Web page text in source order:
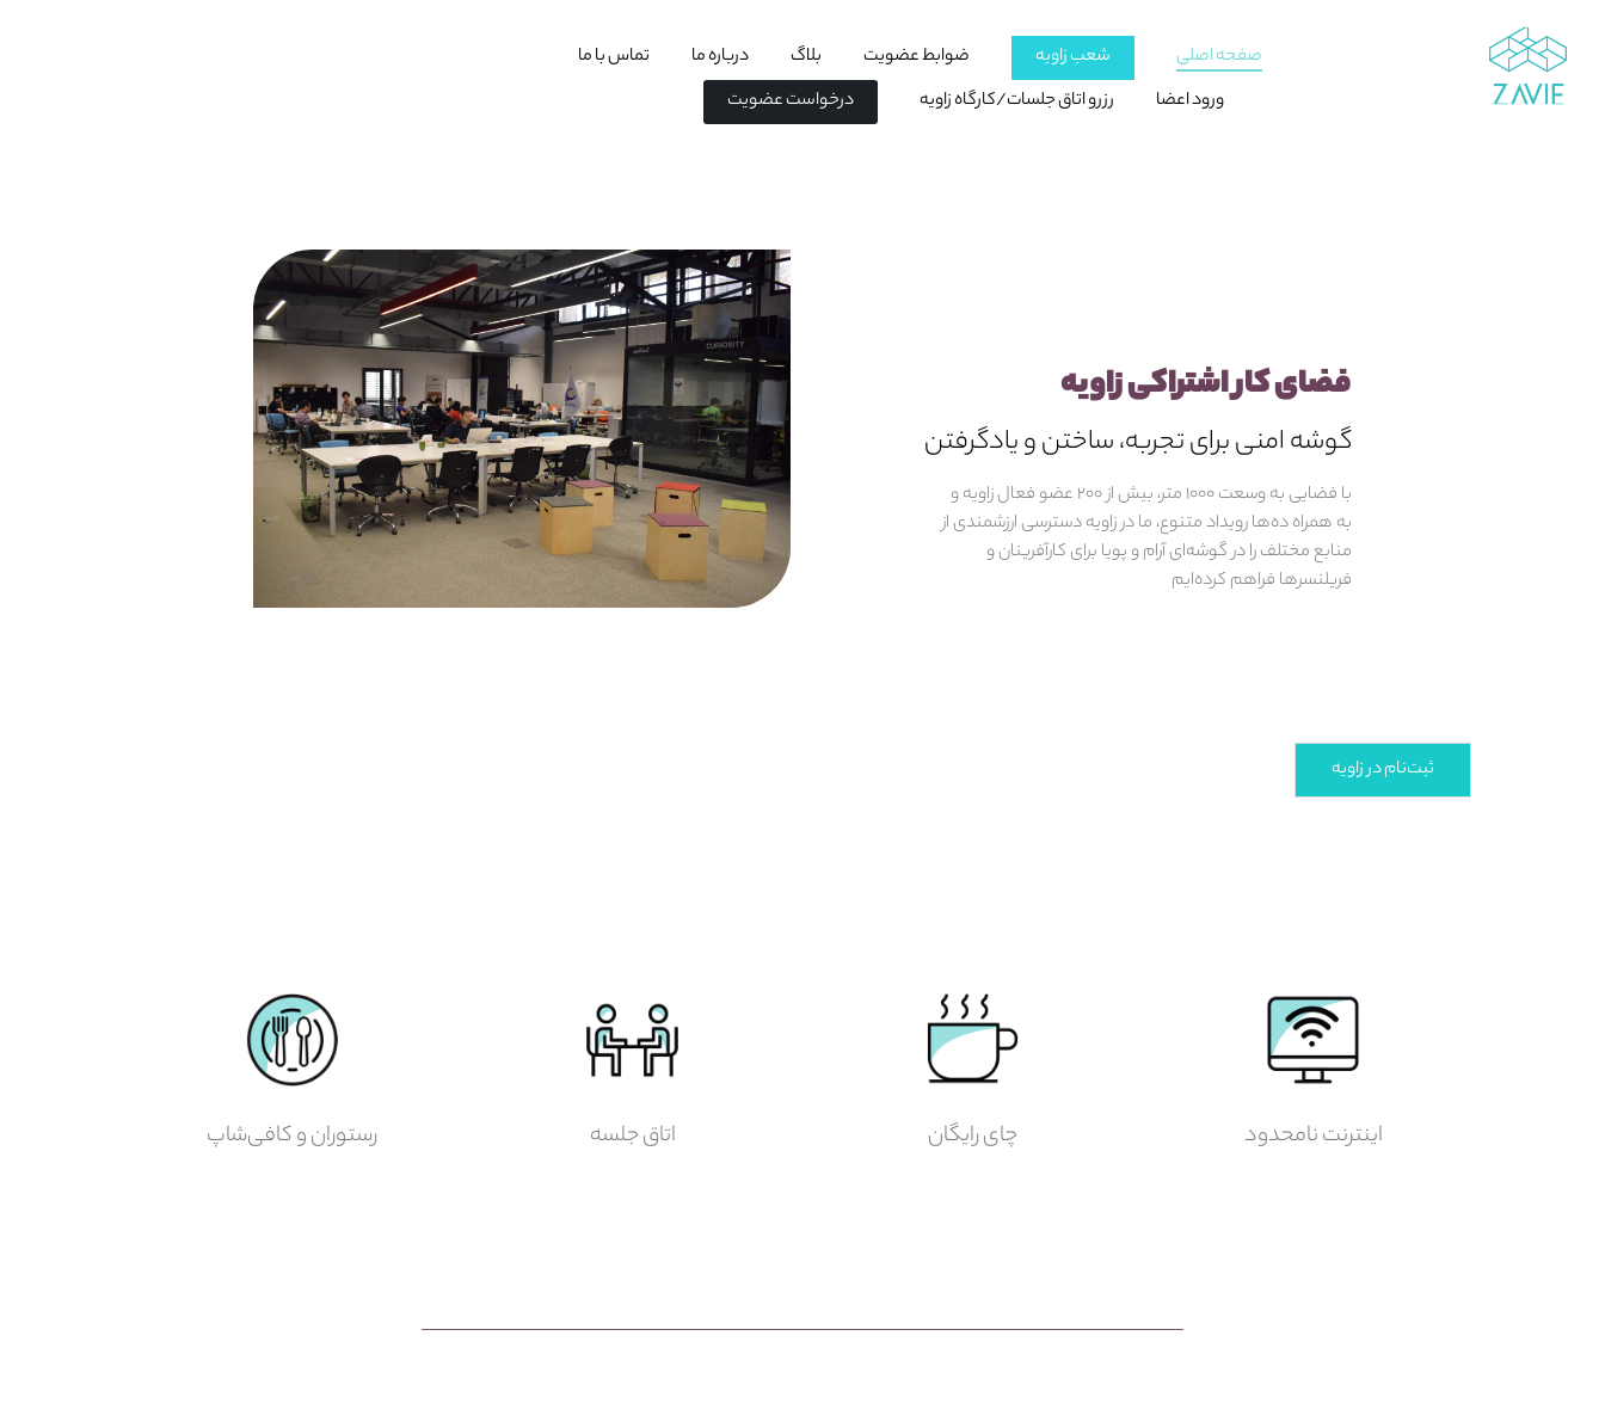
صفحه اصلی شعب زاویه ضوابط عضویت بلاگ درباره ما
تماس با ما
ورود اعضا
رزرو اتاق جلسات/کارگاه زاویه درخواست عضویت
فضای کار اشتراکی زاویه
گوشه امنی برای تجربه، ساختن و یادگرفتن
با فضایی به وسعت ۱۰۰۰ متر، بیش از ۲۰۰ عضو فعال زاویه و
به همراه ده‌ها رویداد متنوع، ما در زاویه دسترسی ارزشمندی از
منابع مختلف را در گوشه‌ای آرام و پویا برای کارآفرینان و
فریلنسرها فراهم کرده‌ایم
ثبت‌نام در زاویه
اینترنت نامحدود چای رایگان اتاق جلسه رستوران و کافی‌شاپ